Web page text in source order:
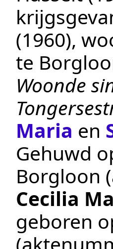
(1960),
te
Woonde
Maria en
Gehuwd
Borgloon
Cecilia
geboren